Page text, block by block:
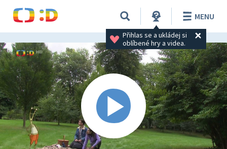
Přihlas se a ukládej si
oblíbené hry a videa.
MENU